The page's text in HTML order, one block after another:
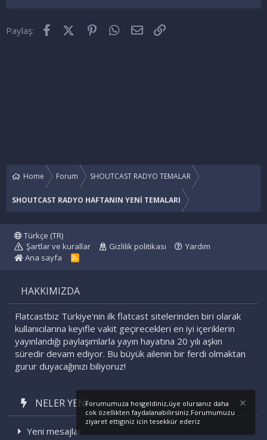
Paylaş: FacebookX (Twitter)PinterestWhatsApp
E-posta
Home Forum SHOUTCAST RADYO TEMALAR
SHOUTCAST RADYO HAFTANIN YENİ TEMALARI
Türkçe (TR)
Şartlar ve kurallar
Gizlilik politikası
Yardım
Ana sayfa
R
HAKKIMIZDA
Flatcastbiz Türkiye'nin ilk flatcast sitelerinden biri olarak
kullanıcılarına keyifle vakit geçirecekleri en iyi içeriklerin
yayınlandığı paylaşımlarla yayın hayatına 20 yılı aşkın
süredir devam ediyor. Bu büyük ailenin bir ferdi olmaktan
gurur duyacağınızı biliyoruz!
NELER YENI
Yeni mesajlar
Forumumuza hosgeldiniz,üye olursanız daha
cok özellikten faydalanabilirsiniz.Forumumuzu
ziyaret ettiginiz icin tesekkür ederiz